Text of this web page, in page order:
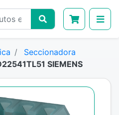
Seccionadora
SIEMENS